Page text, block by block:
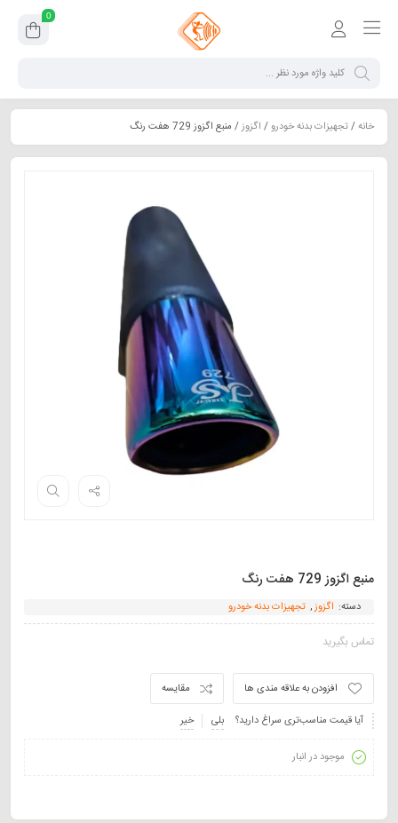
0
خانه/تجهیزات بدنه خودرو/ اگزوز/ منبع اگزوز 729 هفت رنگ
منبع اگزوز 729 هفت رنگ
دسته: اگزوز, تجهیزات بدنه خودرو
تماس بگیرید
مقایسه
افزودن به علاقه مندی ها
آیا قیمت مناسب‌تری سراغ دارید؟
بلی خیر
موجود در انبار